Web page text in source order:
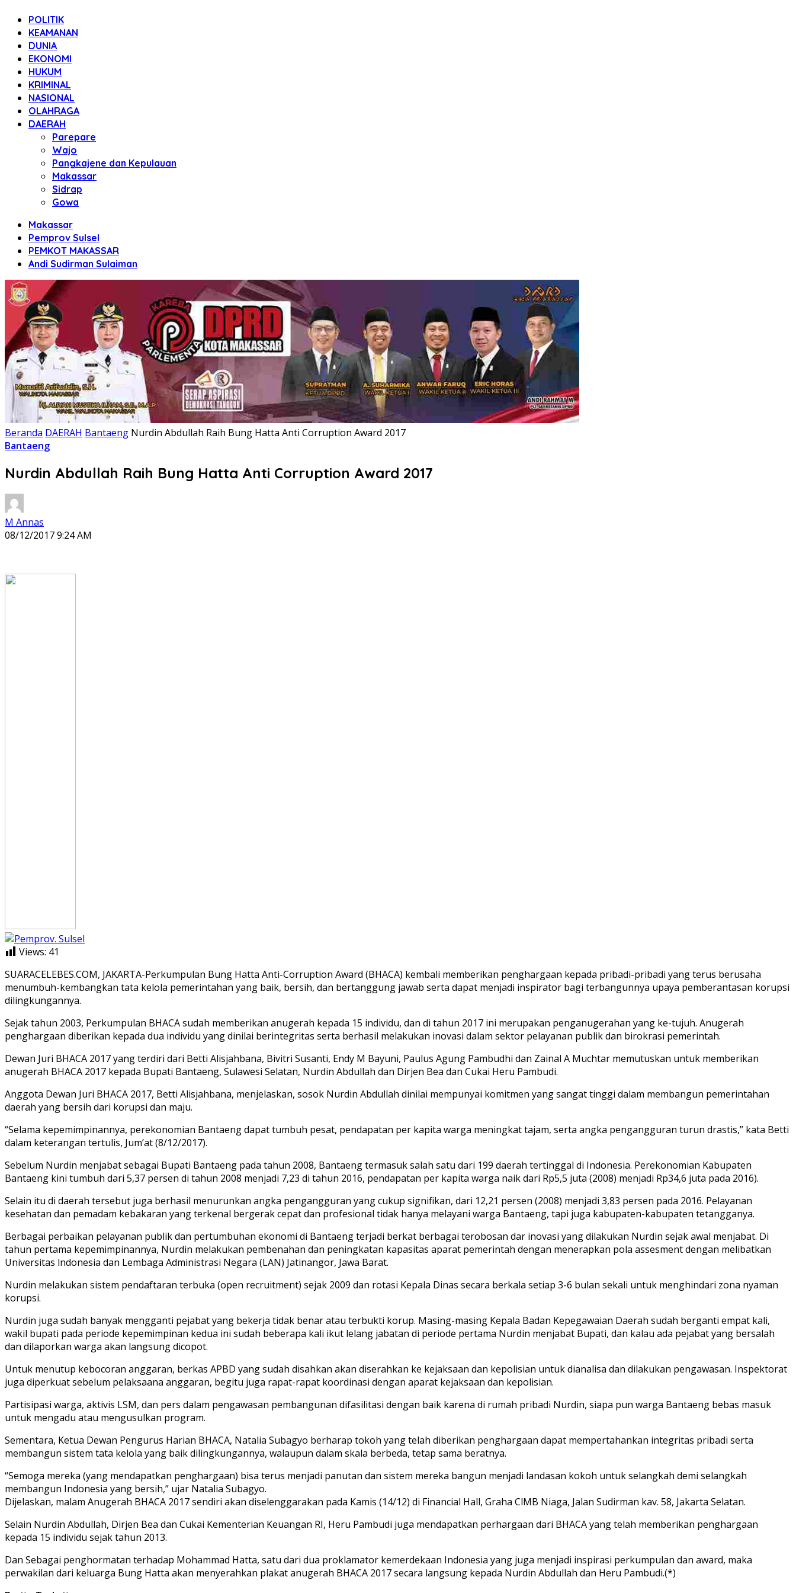
POLITIK
KEAMANAN
DUNIA
EKONOMI
HUKUM
KRIMINAL
NASIONAL
OLAHRAGA
DAERAH
Parepare
Wajo
Pangkajene dan Kepulauan
Makassar
Sidrap
Gowa
Makassar
Pemprov Sulsel
PEMKOT MAKASSAR
Andi Sudirman Sulaiman
Beranda DAERAH Bantaeng Nurdin Abdullah Raih Bung Hatta Anti Corruption Award 2017
Bantaeng
Nurdin Abdullah Raih Bung Hatta Anti Corruption Award 2017
M Annas
08/12/2017 9:24 AM
Views: 41
SUARACELEBES.COM, JAKARTA-Perkumpulan Bung Hatta Anti-Corruption Award (BHACA) kembali memberikan penghargaan kepada pribadi-pribadi yang terus berusaha
menumbuh-kembangkan tata kelola pemerintahan yang baik, bersih, dan bertanggung jawab serta dapat menjadi inspirator bagi terbangunnya upaya pemberantasan korupsi
dilingkungannya.
Sejak tahun 2003, Perkumpulan BHACA sudah memberikan anugerah kepada 15 individu, dan di tahun 2017 ini merupakan penganugerahan yang ke-tujuh. Anugerah
penghargaan diberikan kepada dua individu yang dinilai berintegritas serta berhasil melakukan inovasi dalam sektor pelayanan publik dan birokrasi pemerintah.
Dewan Juri BHACA 2017 yang terdiri dari Betti Alisjahbana, Bivitri Susanti, Endy M Bayuni, Paulus Agung Pambudhi dan Zainal A Muchtar memutuskan untuk memberikan
anugerah BHACA 2017 kepada Bupati Bantaeng, Sulawesi Selatan, Nurdin Abdullah dan Dirjen Bea dan Cukai Heru Pambudi.
Anggota Dewan Juri BHACA 2017, Betti Alisjahbana, menjelaskan, sosok Nurdin Abdullah dinilai mempunyai komitmen yang sangat tinggi dalam membangun pemerintahan
daerah yang bersih dari korupsi dan maju.
“Selama kepemimpinannya, perekonomian Bantaeng dapat tumbuh pesat, pendapatan per kapita warga meningkat tajam, serta angka pengangguran turun drastis,” kata Betti
dalam keterangan tertulis, Jum’at (8/12/2017).
Sebelum Nurdin menjabat sebagai Bupati Bantaeng pada tahun 2008, Bantaeng termasuk salah satu dari 199 daerah tertinggal di Indonesia. Perekonomian Kabupaten
Bantaeng kini tumbuh dari 5,37 persen di tahun 2008 menjadi 7,23 di tahun 2016, pendapatan per kapita warga naik dari Rp5,5 juta (2008) menjadi Rp34,6 juta pada 2016).
Selain itu di daerah tersebut juga berhasil menurunkan angka pengangguran yang cukup signifikan, dari 12,21 persen (2008) menjadi 3,83 persen pada 2016. Pelayanan
kesehatan dan pemadam kebakaran yang terkenal bergerak cepat dan profesional tidak hanya melayani warga Bantaeng, tapi juga kabupaten-kabupaten tetangganya.
Berbagai perbaikan pelayanan publik dan pertumbuhan ekonomi di Bantaeng terjadi berkat berbagai terobosan dar inovasi yang dilakukan Nurdin sejak awal menjabat. Di
tahun pertama kepemimpinannya, Nurdin melakukan pembenahan dan peningkatan kapasitas aparat pemerintah dengan menerapkan pola assesment dengan melibatkan
Universitas lndonesia dan Lembaga Administrasi Negara (LAN) Jatinangor, Jawa Barat.
Nurdin melakukan sistem pendaftaran terbuka (open recruitment) sejak 2009 dan rotasi Kepala Dinas secara berkala setiap 3-6 bulan sekali untuk menghindari zona nyaman
korupsi.
Nurdin juga sudah banyak mengganti pejabat yang bekerja tidak benar atau terbukti korup. Masing-masing Kepala Badan Kepegawaian Daerah sudah berganti empat kali,
wakil bupati pada periode kepemimpinan kedua ini sudah beberapa kali ikut lelang jabatan di periode pertama Nurdin menjabat Bupati, dan kalau ada pejabat yang bersalah
dan dilaporkan warga akan langsung dicopot.
Untuk menutup kebocoran anggaran, berkas APBD yang sudah disahkan akan diserahkan ke kejaksaan dan kepolisian untuk dianalisa dan dilakukan pengawasan. Inspektorat
juga diperkuat sebelum pelaksaana anggaran, begitu juga rapat-rapat koordinasi dengan aparat kejaksaan dan kepolisian.
Partisipasi warga, aktivis LSM, dan pers dalam pengawasan pembangunan difasilitasi dengan baik karena di rumah pribadi Nurdin, siapa pun warga Bantaeng bebas masuk
untuk mengadu atau mengusulkan program.
Sementara, Ketua Dewan Pengurus Harian BHACA, Natalia Subagyo berharap tokoh yang telah diberikan penghargaan dapat mempertahankan integritas pribadi serta
membangun sistem tata kelola yang baik dilingkungannya, walaupun dalam skala berbeda, tetap sama beratnya.
“Semoga mereka (yang mendapatkan penghargaan) bisa terus menjadi panutan dan sistem mereka bangun menjadi landasan kokoh untuk selangkah demi selangkah
membangun Indonesia yang bersih,” ujar Natalia Subagyo.
Dijelaskan, malam Anugerah BHACA 2017 sendiri akan diselenggarakan pada Kamis (14/12) di Financial Hall, Graha ClMB Niaga, Jalan Sudirman kav. 58, Jakarta Selatan.
Selain Nurdin Abdullah, Dirjen Bea dan Cukai Kementerian Keuangan RI, Heru Pambudi juga mendapatkan perhargaan dari BHACA yang telah memberikan penghargaan
kepada 15 individu sejak tahun 2013.
Dan Sebagai penghormatan terhadap Mohammad Hatta, satu dari dua proklamator kemerdekaan Indonesia yang juga menjadi inspirasi perkumpulan dan award, maka
perwakilan dari keluarga Bung Hatta akan menyerahkan plakat anugerah BHACA 2017 secara langsung kepada Nurdin Abdullah dan Heru Pambudi.(*)